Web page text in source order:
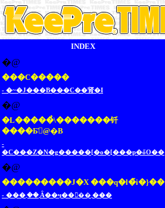
INDEX
�@
���C�����
- �~�J���B���C��肾�I
�@
�L�����̉\�������钎
����Ƃ̎󒍖@�B
-
�C���Z�N�g�����[�o�[���p�őO��
�@
���������J�X ���q�l�̃i�}��
- ���܂��܂Ȃ��ӌ��𒸂��܂���